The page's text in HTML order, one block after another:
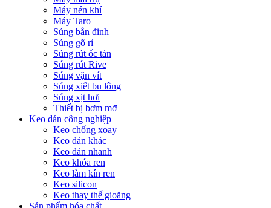
Máy nén khí
Máy Taro
Súng bắn đinh
Súng gõ rỉ
Súng rút ốc tán
Súng rút Rive
Súng vặn vít
Súng xiết bu lông
Súng xịt hơi
Thiết bị bơm mỡ
Keo dán công nghiệp
Keo chống xoay
Keo dán khác
Keo dán nhanh
Keo khóa ren
Keo làm kín ren
Keo silicon
Keo thay thế gioăng
Sản phẩm hóa chất